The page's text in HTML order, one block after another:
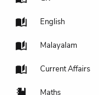
English
Malayalam
Current Affairs
Maths